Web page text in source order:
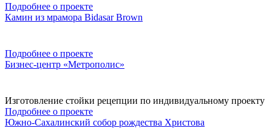
Подробнее о проекте
Камин из мрамора Bidasar Brown
Подробнее о проекте
Бизнес-центр «Метрополис»
Изготовление стойки рецепции по индивидуальному проекту
Подробнее о проекте
Южно-Сахалинский собор рождества Христова